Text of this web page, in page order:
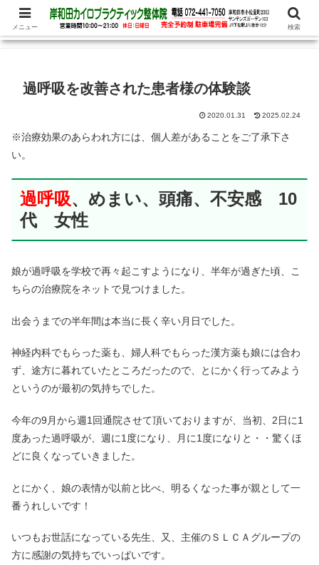
腰痛、めまい、頭痛の他、パニック障害、不安・恐怖症など心理的な症状もお
任せ下さい
過呼吸を改善された患者様の体験談
2020.01.31 2025.02.24
※治療効果のあらわれ方には、個人差があることをご了承下さ
い。
過呼吸、めまい、頭痛、不安感 10
代 女性
娘が過呼吸を学校で再々起こすようになり、半年が過ぎた頃、こ
ちらの治療院をネットで見つけました。
出会うまでの半年間は本当に長く辛い月日でした。
神経内科でもらった薬も、婦人科でもらった漢方薬も娘には合わ
ず、途方に暮れていたところだったので、とにかく行ってみよう
というのが最初の気持ちでした。
今年の9月から週1回通院させて頂いておりますが、当初、2日に1
度あった過呼吸が、週に1度になり、月に1度になりと・・驚くほ
どに良くなっていきました。
とにかく、娘の表情が以前と比べ、明るくなった事が親として一
番うれしいです！
いつもお世話になっている先生、又、主催のＳＬＣＡグループの
方に感謝の気持ちでいっぱいです。
メニュー 検索